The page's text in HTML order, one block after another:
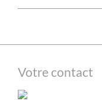
Colonne
latérale
Votre contact